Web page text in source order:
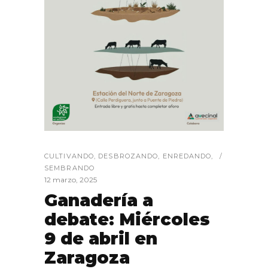
CULTIVANDO, DESBROZANDO, ENREDANDO,
SEMBRANDO
12 marzo, 2025
Ganadería a
debate: Miércoles
9 de abril en
Zaragoza